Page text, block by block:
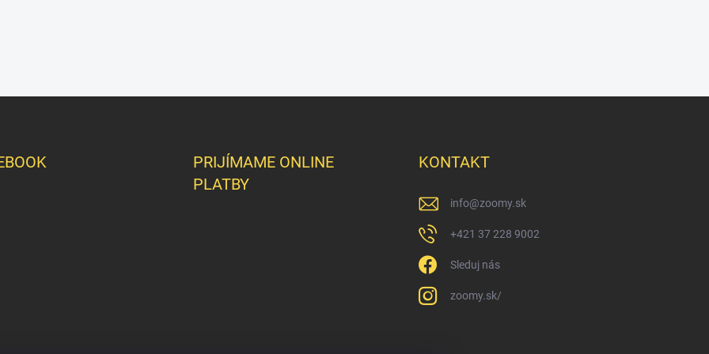
PRIJÍMAME ONLINE
PLATBY
KONTAKT
info@zoomy.sk
+421 37 228 9002
Sleduj nás
zoomy.sk/